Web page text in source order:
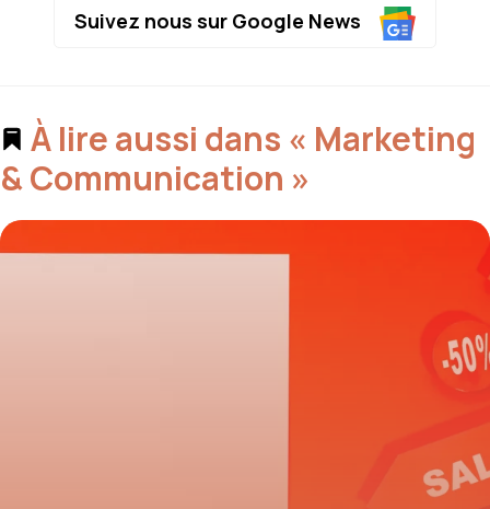
Suivez nous sur Google News
À lire aussi dans « Marketing
& Communication »